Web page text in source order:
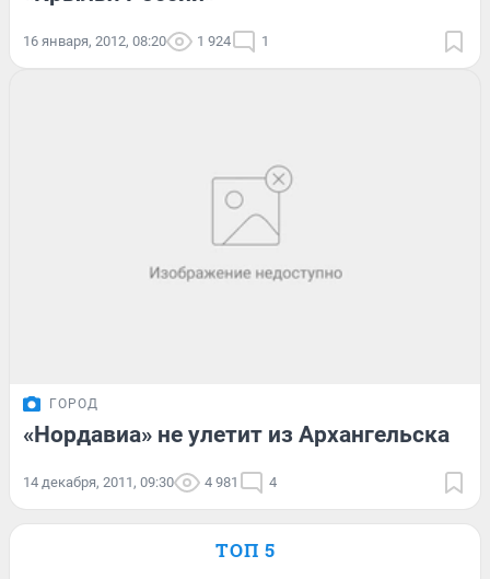
16 января, 2012, 08:20 1 924 1
ГОРОД
«Нордавиа» не улетит из Архангельска
14 декабря, 2011, 09:30 4 981 4
ТОП 5